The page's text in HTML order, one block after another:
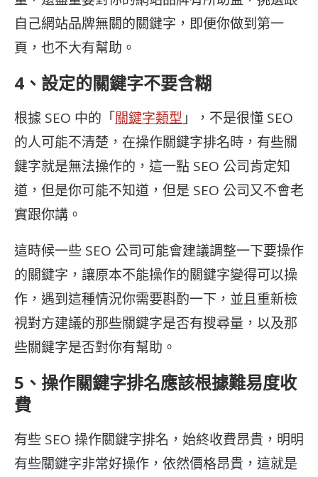
自己網站品牌無關的關鍵字，即便你做到第一
頁，也不大有幫助。
4、設定的關鍵字不要含糊
根據 SEO 中的「關鍵字類型 」，不是很懂 SEO
的人可能不清楚，在操作關鍵字排名時，有些關
鍵字就是無法操作的，這一點 SEO 公司肯定知
道，但是你可能不知道，但是 SEO 公司又不會老
實跟你講。
這時候一些 SEO 公司可能會建議調整一下要操作
的關鍵字，讓原本不能操作的關鍵字變得可以操
作，遇到這種情況你需要斟酌一下，並且重新檢
視對方建議的那些關鍵字是否有搜尋量，以及那
些關鍵字是否對你有幫助。
5、操作關鍵字排名應該根據難易度收
費
有些 SEO 操作關鍵字排名，始終收費昂貴，明明
有些關鍵字非常好操作，依然價格昂貴，這就是